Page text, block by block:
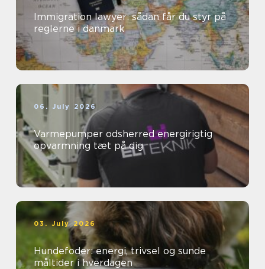
Immigration lawyer: sådan får du styr på
reglerne i danmark
06. July 2026
Varmepumper odsherred energirigtig
opvarmning tæt på dig
03. July 2026
Hundefoder: energi, trivsel og sunde
måltider i hverdagen